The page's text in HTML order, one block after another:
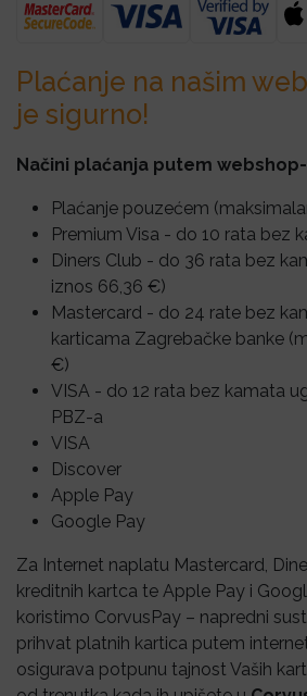
Plaćanje na našim
je sigurno!
Načini plaćanja putem
Plaćanje pouzećem
Premium Visa - do 10 rata bez
Diners Club - do 36 rata bez
iznos 66,36 €)
Mastercard - do 24 rate bez
karticama Zagrebačke banke
€)
VISA - do 12 rata bez kamata
PBZ-a
VISA
Discover
Apple Pay
Google Pay
Za Internet naplatu Mastercard,
kreditnih kartca te Apple Pay i
koristimo CorvusPay – napredni
prihvat platnih kartica putem
osigurava potpunu tajnost Vaših